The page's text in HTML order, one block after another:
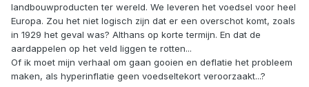
landbouwproducten ter wereld. We leveren het voedsel voor heel
Europa. Zou het niet logisch zijn dat er een overschot komt, zoals
in 1929 het geval was? Althans op korte termijn. En dat de
aardappelen op het veld liggen te rotten...
Of ik moet mijn verhaal om gaan gooien en deflatie het probleem
maken, als hyperinflatie geen voedseltekort veroorzaakt...?